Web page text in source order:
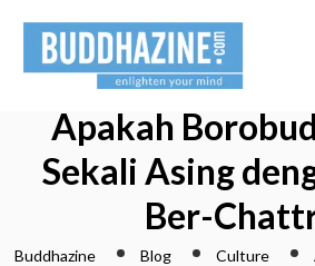
Apakah
Sekali Asing
Ber-
Buddhazine Blog Culture